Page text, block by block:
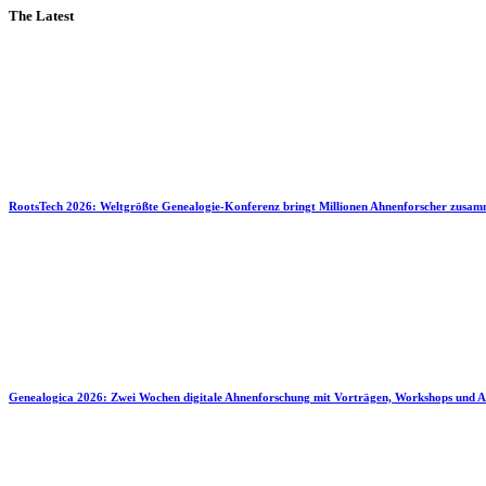
The Latest
RootsTech 2026: Weltgrößte Genealogie-Konferenz bringt Millionen Ahnenforscher
Genealogica 2026: Zwei Wochen digitale Ahnenforschung mit Vorträgen, Workshops und